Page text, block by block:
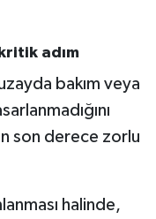
adım
bakım veya
son derece zorlu
halinde,